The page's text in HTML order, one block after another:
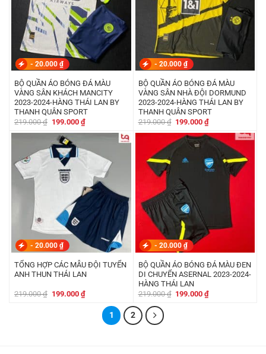
- 20.000 ₫
BỘ QUẦN ÁO BÓNG ĐÁ MÀU
VÀNG SÂN KHÁCH MANCITY
2023-2024-HÀNG THÁI LAN BY
THANH QUÂN SPORT
219.000₫ Giá
là:
219.000 ₫.
199.000 ₫Giá
hiện
tại
199.000 ₫.
- 20.000 ₫
BỘ QUẦN ÁO BÓNG ĐÁ MÀU
VÀNG SÂN NHÀ ĐỘI DORMUND
2023-2024-HÀNG THÁI LAN BY
THANH QUÂN SPORT
219.000₫ Giá
là:
219.000 ₫.
199.000₫Giá
tại
là:
199.000 ₫.
- 20.000 ₫
TỔNG HỢP CÁC MẪU ĐỘI TUYỂN
ANH THUN THÁI LAN
219.000₫ Giá
199.000 ₫Giá
hiện
199.000 ₫.
- 20.000 ₫
BỘ QUẦN ÁO BÓNG ĐÁ MÀU ĐEN
DI CHUYỂN ASERNAL 2023-2024-
HÀNG THÁI LAN
219.000₫ Giá
199.000₫Giá
1 2